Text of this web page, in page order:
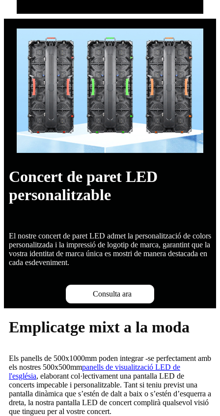
Concert de paret LED
personalitzable
El nostre concert de paret LED admet la personalització de colors
personalitzada i la impressió de logotip de marca, garantint que la
vostra identitat de marca única es mostri de manera destacada en
cada esdeveniment.
Consulta ara
Emplicatge mixt a la moda
Els panells de 500x1000mm poden integrar -se perfectament amb
els nostres 500x500mmpanells de visualització LED de
l'església, elaborant col·lectivament una pantalla LED de
concerts impecable i personalitzable. Tant si teniu previst una
pantalla dinàmica que s’estén de dalt a baix o s’estén d’esquerra a
dreta, la nostra pantalla LED de concert complirà qualsevol visió
que tingueu per al vostre concert.